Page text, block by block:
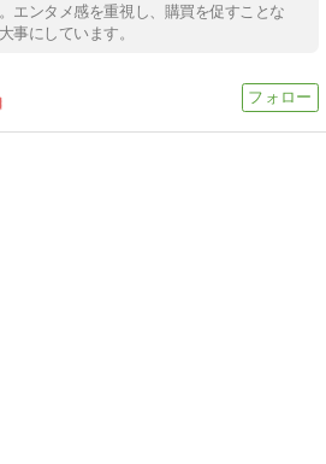
エンタメ感を重視し、購買を促すことな
事にしています。